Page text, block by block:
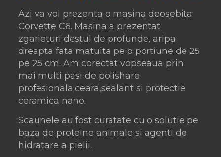
Azi va voi prezenta o masina deosebita:
Corvette C6. Masina a prezentat
zgarieturi destul de profunde, aripa
dreapta fata matuita pe o portiune de 25
pe 25 cm. Am corectat vopseaua prin
mai multi pasi de polishare
profesionala,ceara,sealant si protectie
ceramica nano.
Scaunele au fost curatate cu o solutie pe
baza de proteine animale si agenti de
hidratare a pielii.